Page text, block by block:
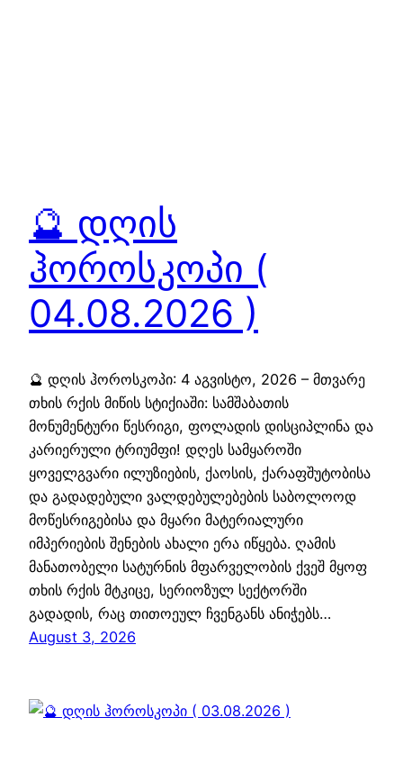
🔮 დღის
ჰოროსკოპი (
04.08.2026 )
🔮 დღის ჰოროსკოპი: 4 აგვისტო, 2026 – მთვარე
თხის რქის მიწის სტიქიაში: სამშაბათის
მონუმენტური წესრიგი, ფოლადის დისციპლინა და
კარიერული ტრიუმფი! დღეს სამყაროში
ყოველგვარი ილუზიების, ქაოსის, ქარაფშუტობისა
და გადადებული ვალდებულებების საბოლოოდ
მოწესრიგებისა და მყარი მატერიალური
იმპერიების შენების ახალი ერა იწყება. ღამის
მანათობელი სატურნის მფარველობის ქვეშ მყოფ
თხის რქის მტკიცე, სერიოზულ სექტორში
გადადის, რაც თითოეულ ჩვენგანს ანიჭებს…
August 3, 2026